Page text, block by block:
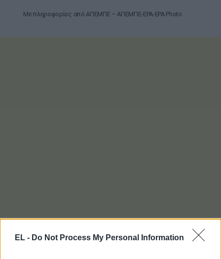
EL - Do Not Process My Personal Information
Με πληροφορίες από ΑΠΕΜΠΕ – ΑΠΕΜΠΕ-EPA-EPA Photo